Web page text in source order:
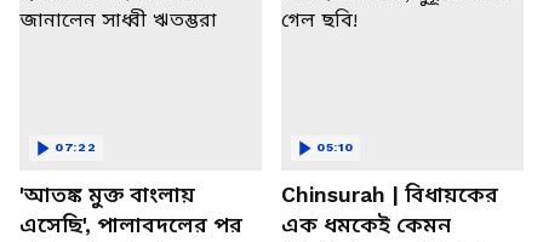
'আতঙ্ক মুক্ত বাংলায়
এসেছি', পালাবদলের পর
07:22
Chinsurah | বিধায়কের
এক ধমকেই কেমন
05:10